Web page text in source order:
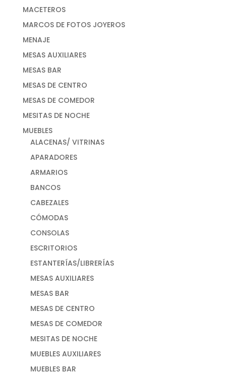
MACETEROS
MARCOS DE FOTOS JOYEROS
MENAJE
MESAS AUXILIARES
MESAS BAR
MESAS DE CENTRO
MESAS DE COMEDOR
MESITAS DE NOCHE
MUEBLES
ALACENAS/ VITRINAS
APARADORES
ARMARIOS
BANCOS
CABEZALES
CÓMODAS
CONSOLAS
ESCRITORIOS
ESTANTERÍAS/LIBRERÍAS
MESAS AUXILIARES
MESAS BAR
MESAS DE CENTRO
MESAS DE COMEDOR
MESITAS DE NOCHE
MUEBLES AUXILIARES
MUEBLES BAR